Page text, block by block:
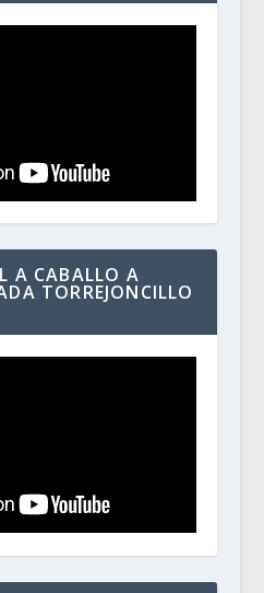
A CABALLO A
TORREJONCILLO